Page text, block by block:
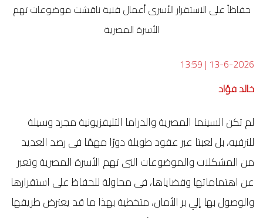
حفاظاً على الاستقرار الأسرى أعمال فنية ناقشت موضوعات تهم
الأسرة المصرية
13-6-2026
|
13:59
خالد فؤاد
لم تكن السينما المصرية والدراما التليفزيونية مجرد وسيلة
للترفيه، بل لعبتا عبر عقود طويلة دورًا مهمًا فى رصد العديد
من المشكلات والموضوعات التى تهم الأسرة المصرية وتعبر
عن اهتماماتها وقضاياها، فى محاولة للحفاظ على استقرارها
والوصول بها إلي بر الأمان، متخطية بهذا ما قد يعترض طريقها